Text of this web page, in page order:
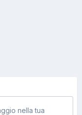
nella tua